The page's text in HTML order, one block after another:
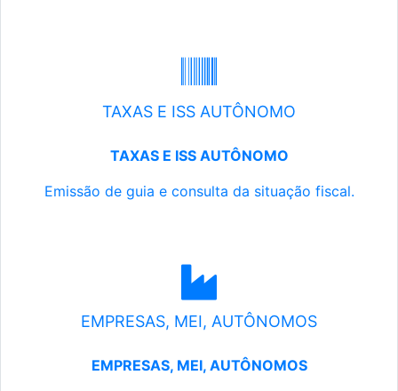
TAXAS E ISS AUTÔNOMO
TAXAS E ISS AUTÔNOMO
Emissão de guia e consulta da situação fiscal.
EMPRESAS, MEI, AUTÔNOMOS
EMPRESAS, MEI, AUTÔNOMOS